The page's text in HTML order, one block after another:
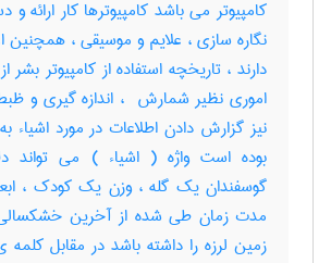
کامپیوتر می باشد کامپیوترها کار ارائه
نگاره سازی ، علایم و موسیقی ، همچنین
دارند ، تاریخچه استفاده از کامپیوتر بشر
اموری نظیر شمارش ‌ ، اندازه گیری و
نیز گزارش دادن اطلاعات در مورد اشیاء
بوده است واژه ( اشیاء ) می تواند
گوسفندان یک گله ، وزن یک کودک ،
مدت زمان طی شده از آخرین